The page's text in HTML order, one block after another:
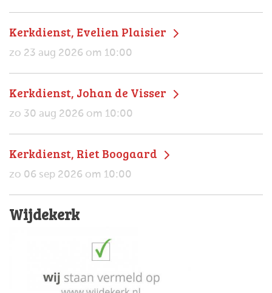
Kerkdienst, Evelien Plaisier
zo 23 aug 2026 om 10:00
Kerkdienst, Johan de Visser
zo 30 aug 2026 om 10:00
Kerkdienst, Riet Boogaard
zo 06 sep 2026 om 10:00
Wijdekerk